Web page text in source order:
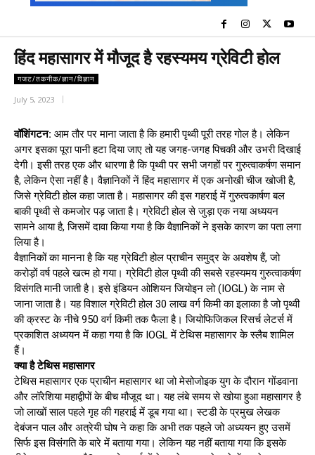
हिंद महासागर में मौजूद है रहस्यमय ग्रेविटी होल
गजट/तकनीक/ज्ञान/विज्ञान
July 5, 2023
वॉशिंगटन: आम तौर पर माना जाता है कि हमारी पृथ्वी पूरी तरह गोल है। लेकिन
अगर इसका पूरा पानी हटा दिया जाए तो यह जगह-जगह पिचकी और उभरी दिखाई
देगी। इसी तरह एक और धारणा है कि पृथ्वी पर सभी जगहों पर गुरुत्वाकर्षण समान
है, लेकिन ऐसा नहीं है। वैज्ञानिकों नें हिंद महासागर में एक अनोखी चीज खोजी है,
जिसे ग्रेविटी होल कहा जाता है। महासागर की इस गहराई में गुरुत्वकार्षण बल
बाकी पृथ्वी से कमजोर पड़ जाता है। ग्रेविटी होल से जुड़ा एक नया अध्ययन
सामने आया है, जिसमें दावा किया गया है कि वैज्ञानिकों ने इसके कारण का पता लगा
लिया है।
वैज्ञानिकों का मानना है कि यह ग्रेविटी होल प्राचीन समुद्र के अवशेष हैं, जो
करोड़ों वर्ष पहले खत्म हो गया। ग्रेविटी होल पृथ्वी की सबसे रहस्यमय गुरुत्वाकर्षण
विसंगति मानी जाती है। इसे इंडियन ओशियन जियोइन लो (IOGL) के नाम से
जाना जाता है। यह विशाल ग्रेविटी होल 30 लाख वर्ग किमी का इलाका है जो पृथ्वी
की क्रस्ट के नीचे 950 वर्ग किमी तक फैला है। जियोफिजिकल रिसर्च लेटर्स में
प्रकाशित अध्ययन में कहा गया है कि IOGL में टेथिस महासागर के स्लैब शामिल
हैं।
क्या है टेथिस महासागर
टेथिस महासागर एक प्राचीन महासागर था जो मेसोजोइक युग के दौरान गोंडवाना
और लॉरेशिया महाद्वीपों के बीच मौजूद था। यह लंबे समय से खोया हुआ महासागर है
जो लाखों साल पहले गृह की गहराई में डूब गया था। स्टडी के प्रमुख लेखक
देबंजन पाल और अत्रेयी घोष ने कहा कि अभी तक पहले जो अध्ययन हुए उसमें
सिर्फ इस विसंगति के बारे में बताया गया। लेकिन यह नहीं बताया गया कि इसके